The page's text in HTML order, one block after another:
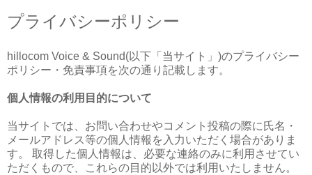
プライバシーポリシー
hillocom Voice & Sound(以下「当サイト」)のプライバシー
ポリシー・免責事項を次の通り記載します。
個人情報の利用目的について
当サイトでは、お問い合わせやコメント投稿の際に氏名・
メールアドレス等の個人情報を入力いただく場合がありま
す。 取得した個人情報は、必要な連絡のみに利用させてい
ただくもので、これらの目的以外では利用いたしません。